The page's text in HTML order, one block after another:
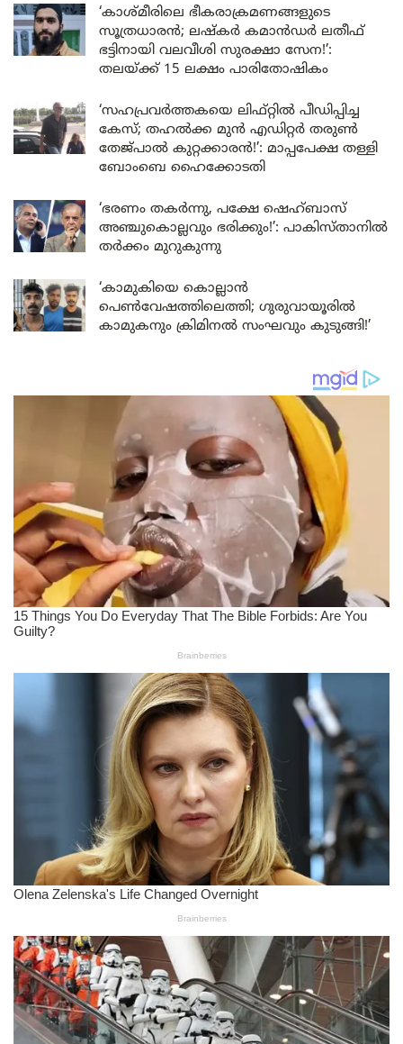
‘കാശ്മീരിലെ ഭീകരാക്രമണങ്ങളുടെ
സൂത്രധാരൻ; ലഷ്കർ കമാൻഡർ ലതീഫ്
ഭട്ടിനായി വലവീശി സുരക്ഷാ സേന!’:
തലയ്ക്ക് 15 ലക്ഷം പാരിതോഷികം
‘സഹപ്രവർത്തകയെ ലിഫ്റ്റിൽ പീഡിപ്പിച്ച
കേസ്; തഹൽക്ക മുൻ എഡിറ്റർ തരുൺ
തേജ്പാൽ കുറ്റക്കാരൻ!’: മാപ്പപേക്ഷ തള്ളി
ബോംബെ ഹൈക്കോടതി
‘ഭരണം തകർന്നു, പക്ഷേ ഷെഹ്ബാസ്
അഞ്ചുകൊല്ലവും ഭരിക്കും!’: പാകിസ്താനിൽ
തർക്കം മുറുകുന്നു
‘കാമുകിയെ കൊല്ലാൻ
പെൺവേഷത്തിലെത്തി; ഗുരുവായൂരിൽ
കാമുകനും ക്രിമിനൽ സംഘവും കുടുങ്ങി!’